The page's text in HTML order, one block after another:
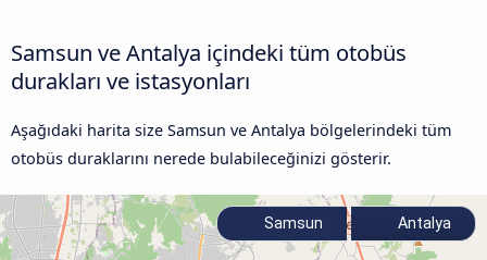
Samsun ve Antalya içindeki tüm otobüs
durakları ve istasyonları
Aşağıdaki harita size Samsun ve Antalya bölgelerindeki tüm
otobüs duraklarını nerede bulabileceğinizi gösterir.
Samsun Antalya